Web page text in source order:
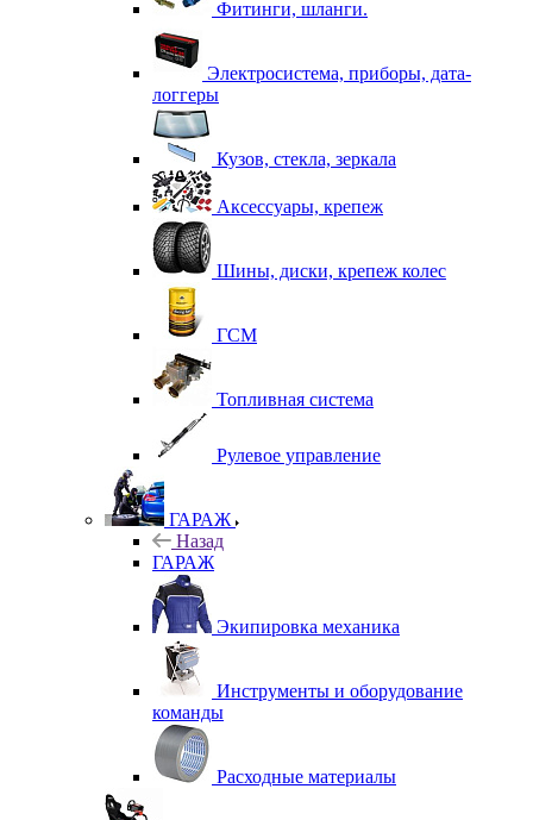
Фитинги, шланги.
Электросистема, приборы, дата-
логгеры
Кузов, стекла, зеркала
Аксессуары, крепеж
Шины, диски, крепеж колес
ГСМ
Топливная система
Рулевое управление
ГАРАЖ
Назад
ГАРАЖ
Экипировка механика
Инструменты и оборудование
команды
Расходные материалы